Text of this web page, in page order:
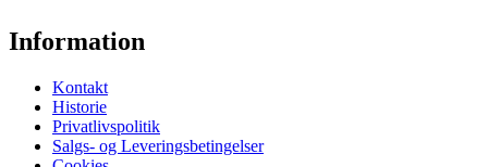
Information
Kontakt
Historie
Privatlivspolitik
Salgs- og Leveringsbetingelser